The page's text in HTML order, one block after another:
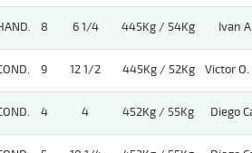
8 6 1/4 445Kg / 54Kg Ivan
9 12 1/2 445Kg / 52Kg Victor
4 4 452Kg / 55Kg Diego